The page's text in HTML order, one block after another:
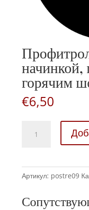
начинкой,
горячим
€6,50
горячим
количество
Артикул: postre09